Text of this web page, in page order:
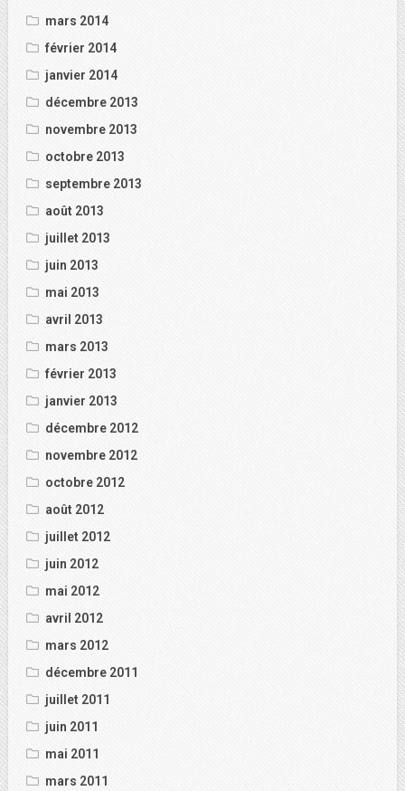
mars 2014
février 2014
janvier 2014
décembre 2013
novembre 2013
octobre 2013
septembre 2013
août 2013
juillet 2013
juin 2013
mai 2013
avril 2013
mars 2013
février 2013
janvier 2013
décembre 2012
novembre 2012
octobre 2012
août 2012
juillet 2012
juin 2012
mai 2012
avril 2012
mars 2012
décembre 2011
juillet 2011
juin 2011
mai 2011
mars 2011